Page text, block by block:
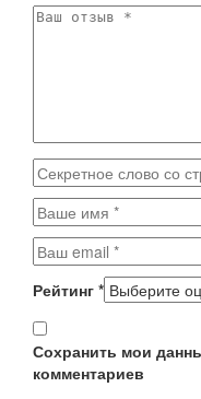
Рейтинг *
Сохранить мои
комментариев